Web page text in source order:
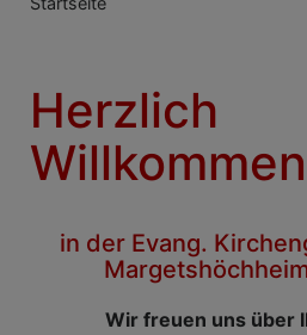
Breadcrumb
Herzlich
Willkommen
in der Evang.
Wir freuen uns über